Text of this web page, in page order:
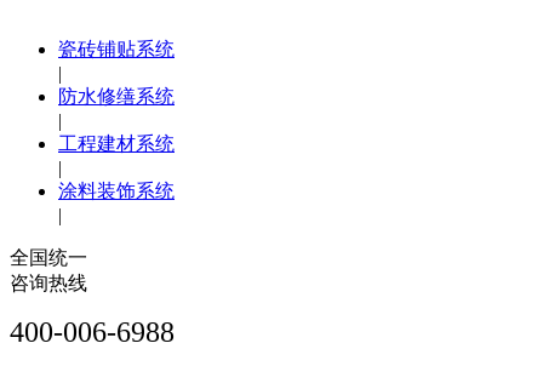
瓷砖铺贴系统
|
防水修缮系统
|
工程建材系统
|
涂料装饰系统
|
全国统一
咨询热线
400-006-6988